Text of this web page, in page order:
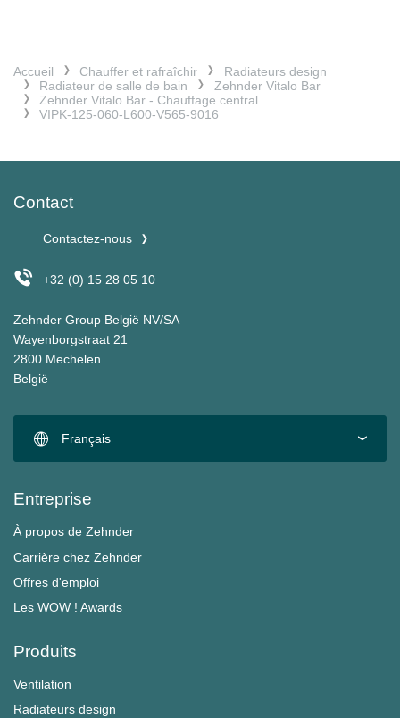
Accueil Chauffer et rafraîchir
Radiateurs design
Radiateur de salle de bain
Zehnder Vitalo Bar
Zehnder Vitalo Bar - Chauffage central
VIPK-125-060-L600-V565-9016
Contact
Contactez-nous
+32 (0) 15 28 05 10
Zehnder Group België NV/SA
Wayenborgstraat 21
2800 Mechelen
België
Français
Entreprise
À propos de Zehnder
Carrière chez Zehnder
Offres d'emploi
Les WOW ! Awards
Produits
Ventilation
Radiateurs design